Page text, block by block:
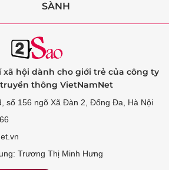
SÀNH
hội dành cho giới trẻ của công ty
thông VietNamNet
số 156 ngõ Xã Đàn 2, Đống Đa, Hà Nội
Trương Thị Minh Hưng